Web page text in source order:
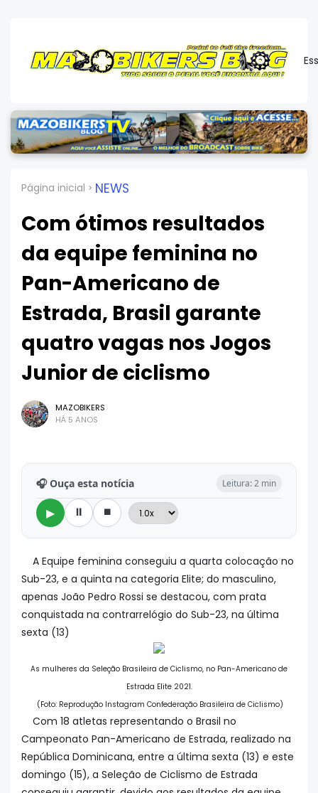
Página inicial NEWS
Com ótimos resultados
da equipe feminina no
Pan-Americano de
Estrada, Brasil garante
quatro vagas nos Jogos
Junior de ciclismo
MAZOBIKERS
HÁ 5 ANOS
🎧 Ouça esta notícia Leitura: 2 min
▶ ⏸ ⏹
A Equipe feminina conseguiu a quarta colocação no
Sub-23, e a quinta na categoria Elite; do masculino,
apenas João Pedro Rossi se destacou, com prata
conquistada na contrarrelógio do Sub-23, na última
sexta (13)
As mulheres da Seleção Brasileira de Ciclismo, no Pan-Americano de
Estrada Elite 2021.
(Foto: Reprodução Instagram Confederação Brasileira de Ciclismo)
Com 18 atletas representando o Brasil no
Campeonato Pan-Americano de Estrada, realizado na
República Dominicana, entre a última sexta (13) e este
domingo (15), a Seleção de Ciclismo de Estrada